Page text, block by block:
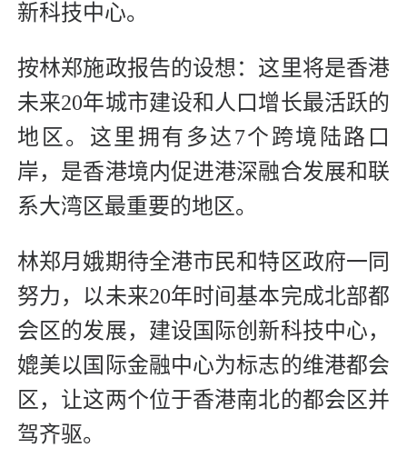
新科技中心。
按林郑施政报告的设想：这里将是香港
未来20年城市建设和人口增长最活跃的
地区。这里拥有多达7个跨境陆路口
岸，是香港境内促进港深融合发展和联
系大湾区最重要的地区。
林郑月娥期待全港市民和特区政府一同
努力，以未来20年时间基本完成北部都
会区的发展，建设国际创新科技中心，
媲美以国际金融中心为标志的维港都会
区，让这两个位于香港南北的都会区并
驾齐驱。